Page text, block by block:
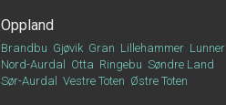
Oppland
Brandbu Gjøvik Gran Lillehammer Lunner
Nord-Aurdal
Otta Ringebu Søndre Land
Sør-Aurdal
Vestre Toten Østre Toten